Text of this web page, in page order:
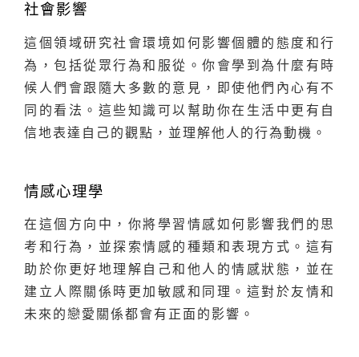
社會影響
這個領域研究社會環境如何影響個體的態度和行
為，包括從眾行為和服從。你會學到為什麼有時
候人們會跟隨大多數的意見，即使他們內心有不
同的看法。這些知識可以幫助你在生活中更有自
信地表達自己的觀點，並理解他人的行為動機。
情感心理學
在這個方向中，你將學習情感如何影響我們的思
考和行為，並探索情感的種類和表現方式。這有
助於你更好地理解自己和他人的情感狀態，並在
建立人際關係時更加敏感和同理。這對於友情和
未來的戀愛關係都會有正面的影響。